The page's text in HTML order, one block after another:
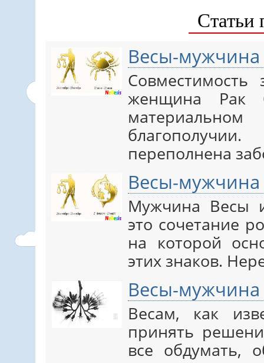
Статьи
Весы-
женщина Рак
переполнена
Весы-
Мужчина Весы
это сочетание
на которой
этих знаков.
Весы-
Весам, как
принять
все обдумать,